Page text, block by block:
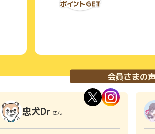
会員さまの声
忠犬Dr さん